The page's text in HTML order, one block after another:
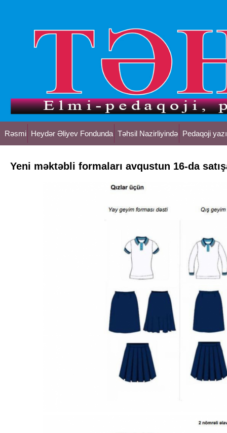
Rəsmi Heydər Əliyev Fondunda Təhsil Nazirliyində Pedaqoji
Yeni məktəbli formaları avqustun 16-da